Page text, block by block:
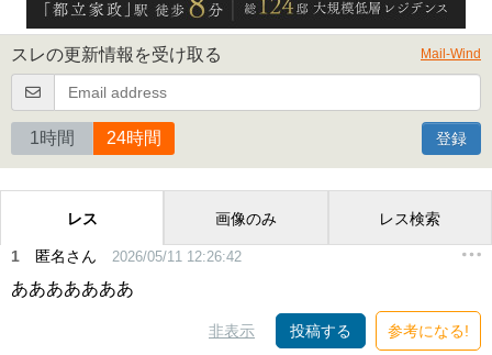
スレの更新情報を受け取る Mail-Wind
1時間 24時間 登録
レス 画像のみ レス検索
1 匿名さん 2026/05/11 12:26:42
あああああああ
非表示 投稿する 参考になる!